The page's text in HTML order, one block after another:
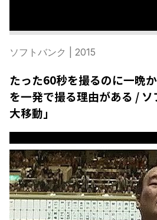
ソフトバンク | 2015
たった60秒を撮るのに一晩
を一発で撮る理由がある /
大移動」